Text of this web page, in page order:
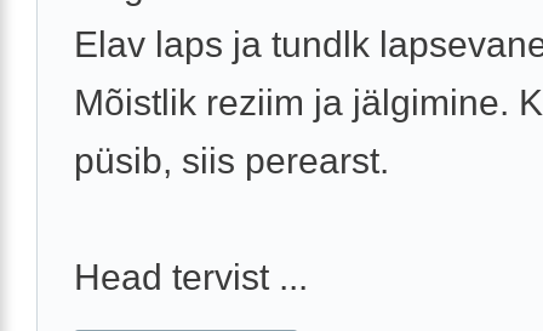
Elav laps ja tundlk
Mõistlik reziim ja jälgimine.
püsib, siis perearst.
Head tervist ...